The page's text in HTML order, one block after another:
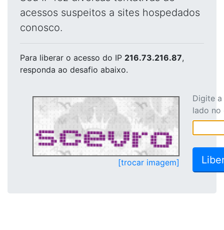
acessos suspeitos a sites hospedados
conosco.
Para liberar o acesso do IP 216.73.216.87,
responda ao desafio abaixo.
[trocar imagem]
Digite
lado no